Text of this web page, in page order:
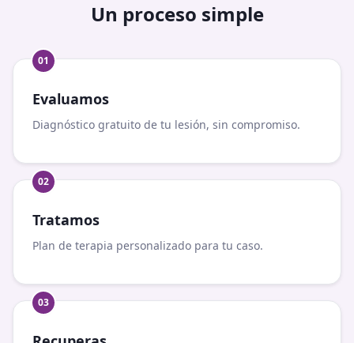
Un proceso simple
01
Evaluamos
Diagnóstico gratuito de tu lesión, sin compromiso.
02
Tratamos
Plan de terapia personalizado para tu caso.
03